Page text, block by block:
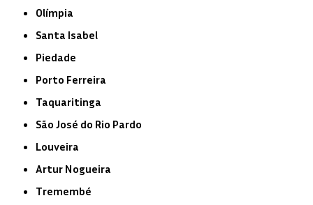
Olímpia
Santa Isabel
Piedade
Porto Ferreira
Taquaritinga
São José do Rio Pardo
Louveira
Artur Nogueira
Tremembé